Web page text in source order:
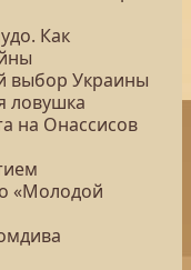
Как
выбор Украины
ловушка
на Онассисов
«Молодой